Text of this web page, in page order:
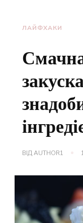
ЛАЙФХАКИ
ВІДAUTHOR1